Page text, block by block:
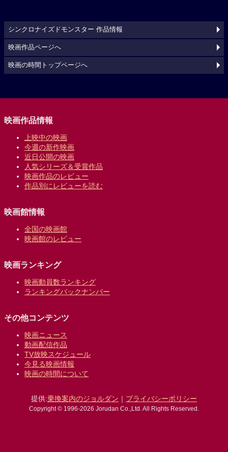
シンクロナイズドモンスター 作品情報
映画作品ページへ
映画の時間トップページへ
映画作品情報
上映中の映画
今週の新作映画
近日公開の映画
人気シリーズ＆受賞作品
映画作品のレビュー
作品別にレビューを読む
映画館情報
全国の映画館
映画館のレビュー
映画ランキング
映画動員数ランキング
ランキングバックナンバー
その他コンテンツ
映画ニュース
動画配信作品
TV放映スケジュール
今見る映画情報
映画の時間について
提供:乗換案内のジョルダン ｜ プライバシーポリシー
Copyright © 1996-2026 Jorudan Co.,Ltd. All Rights Reserved.